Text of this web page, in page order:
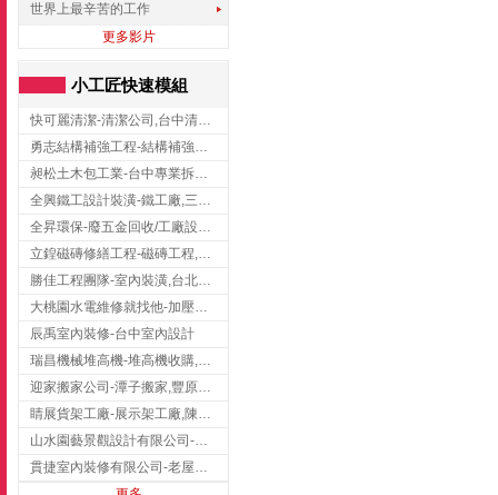
世界上最辛苦的工作
更多影片
小工匠快速模組
快可麗清潔-清潔公司,台中清潔公司,台中居家清潔
勇志結構補強工程-結構補強工程 ,桃園結構補強工程,龍潭結構補強工程
昶松土木包工業-台中專業拆除工程/挖土機出租
全興鐵工設計裝潢-鐵工廠,三峽鐵工廠,台北鐵工廠
全昇環保-廢五金回收/工廠設備收購/機械設備回收/高價收購廠房設備
立鍠磁磚修繕工程-磁磚工程,磁磚修補,新竹磁磚工程
勝佳工程團隊-室內裝潢,台北房屋裝修,三重室內裝修
大桃園水電維修就找他-加壓馬達,抽水馬達,桃園水電行,中壢水電
辰禹室內裝修-台中室內設計
瑞昌機械堆高機-堆高機收購,新北市堆高機,桃園堆高機
迎家搬家公司-潭子搬家,豐原搬家,大雅搬家,大甲搬家,台中推薦搬家,台中搬家
睛展貨架工廠-展示架工廠,陳列架,台中展示架工廠
山水園藝景觀設計有限公司-景觀工程,景觀設計,新竹園藝工程,新竹景觀設計
貫捷室內裝修有限公司-老屋翻新工程,台中老屋翻新工程,台中舊屋翻新